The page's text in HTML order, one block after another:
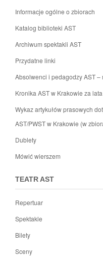
Informacje ogólne o zbiorach
Katalog biblioteki AST
Archiwum spektakli AST
Przydatne linki
Absolwenci i pedagodzy AST –
Kronika AST w Krakowie za
Wykaz artykułów prasowych
AST/PWST w Krakowie (w
Dublety
Mówić wierszem
TEATR AST
Repertuar
Spektakle
Bilety
Sceny